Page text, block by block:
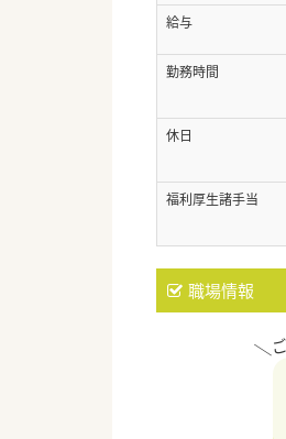
給与
勤務時間
休日
福利厚生諸手当
職場情報